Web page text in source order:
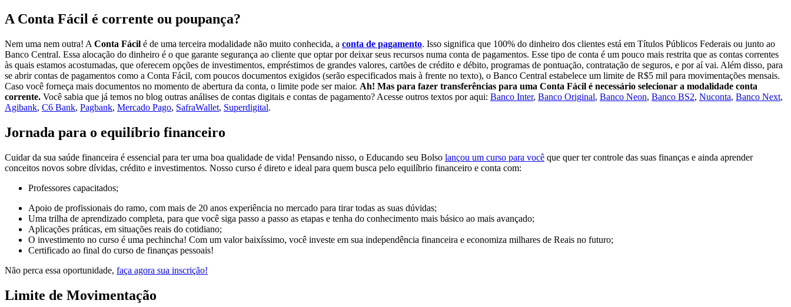
A Conta Fácil é corrente ou poupança?
Nem uma nem outra! A Conta Fácil é de uma terceira modalidade não muito conhecida, a conta de pagamento. Isso significa que 100% do dinheiro dos clientes está em Títulos Públicos Federais ou junto ao
Banco Central. Essa alocação do dinheiro é o que garante segurança ao cliente que optar por deixar seus recursos numa conta de pagamentos. Esse tipo de conta é um pouco mais restrita que as contas correntes
às quais estamos acostumadas, que oferecem opções de investimentos, empréstimos de grandes valores, cartões de crédito e débito, programas de pontuação, contratação de seguros, e por aí vai. Além disso, para
se abrir contas de pagamentos como a Conta Fácil, com poucos documentos exigidos (serão especificados mais à frente no texto), o Banco Central estabelece um limite de R$5 mil para movimentações mensais.
Caso você forneça mais documentos no momento de abertura da conta, o limite pode ser maior. Ah! Mas para fazer transferências para uma Conta Fácil é necessário selecionar a modalidade conta
corrente. Você sabia que já temos no blog outras análises de contas digitais e contas de pagamento? Acesse outros textos por aqui: Banco Inter, Banco Original, Banco Neon, Banco BS2, Nuconta, Banco Next,
Agibank, C6 Bank, Pagbank, Mercado Pago, SafraWallet, Superdigital.
Jornada para o equilíbrio financeiro
Cuidar da sua saúde financeira é essencial para ter uma boa qualidade de vida! Pensando nisso, o Educando seu Bolso lançou um curso para você que quer ter controle das suas finanças e ainda aprender
conceitos novos sobre dívidas, crédito e investimentos. Nosso curso é direto e ideal para quem busca pelo equilíbrio financeiro e conta com:
Professores capacitados;
Apoio de profissionais do ramo, com mais de 20 anos experiência no mercado para tirar todas as suas dúvidas;
Uma trilha de aprendizado completa, para que você siga passo a passo as etapas e tenha do conhecimento mais básico ao mais avançado;
Aplicações práticas, em situações reais do cotidiano;
O investimento no curso é uma pechincha! Com um valor baixíssimo, você investe em sua independência financeira e economiza milhares de Reais no futuro;
Certificado ao final do curso de finanças pessoais!
Não perca essa oportunidade, faça agora sua inscrição!
Limite de Movimentação